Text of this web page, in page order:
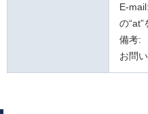
E-
の“at”
備考:
お問